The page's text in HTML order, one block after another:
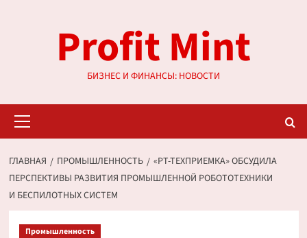
содержимомуProfit Mint
БИЗНЕС И ФИНАНСЫ: НОВОСТИ
меню
ГЛАВНАЯ ПРОМЫШЛЕННОСТЬ
«РТ-ТЕХПРИЕМКА» ОБСУДИЛА
ПЕРСПЕКТИВЫ РАЗВИТИЯ ПРОМЫШЛЕННОЙ РОБОТОТЕХНИКИ
И БЕСПИЛОТНЫХ СИСТЕМ
Промышленность